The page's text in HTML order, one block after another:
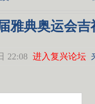
雅典奥运会吉
22:08 进入复兴论坛